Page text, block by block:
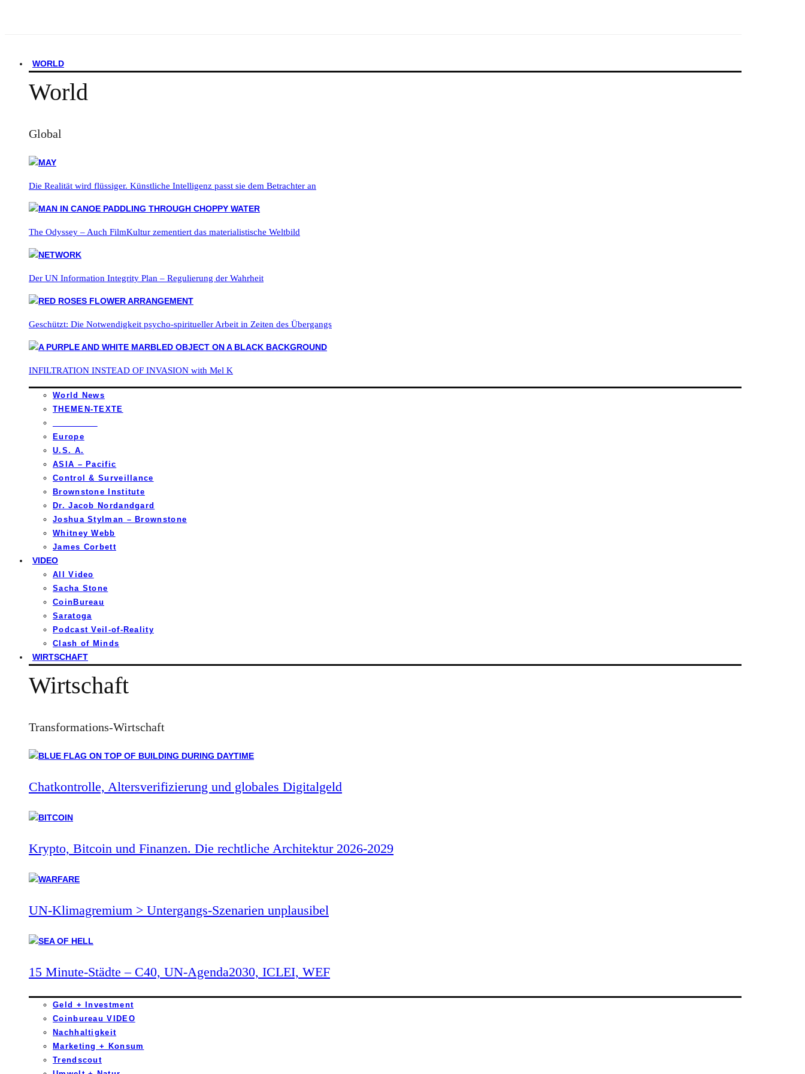
WORLD
World
Global
Die Realität wird flüssiger. Künstliche Intelligenz passt sie dem Betrachter an
The Odyssey – Auch FilmKultur zementiert das materialistische Weltbild
Der UN Information Integrity Plan – Regulierung der Wahrheit
Geschützt: Die Notwendigkeit psycho-spiritueller Arbeit in Zeiten des Übergangs
INFILTRATION INSTEAD OF INVASION with Mel K
World News
THEMEN-TEXTE
Europe
U.S. A.
ASIA – Pacific
Control & Surveillance
Brownstone Institute
Dr. Jacob Nordandgard
Joshua Stylman – Brownstone
Whitney Webb
James Corbett
VIDEO
All Video
Sacha Stone
CoinBureau
Saratoga
Podcast Veil-of-Reality
Clash of Minds
WIRTSCHAFT
Wirtschaft
Transformations-Wirtschaft
Chatkontrolle, Altersverifizierung und globales Digitalgeld
Krypto, Bitcoin und Finanzen. Die rechtliche Architektur 2026-2029
UN-Klimagremium > Untergangs-Szenarien unplausibel
15 Minute-Städte – C40, UN-Agenda2030, ICLEI, WEF
Geld + Investment
Coinbureau VIDEO
Nachhaltigkeit
Marketing + Konsum
Trendscout